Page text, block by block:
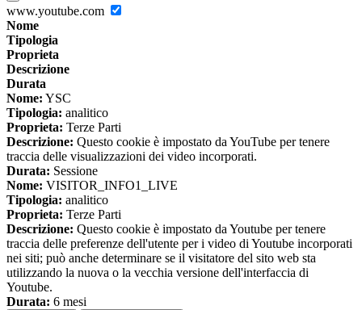
www.youtube.com
Nome
Tipologia
Proprieta
Descrizione
Durata
Nome: YSC
Tipologia: analitico
Proprieta: Terze Parti
Descrizione: Questo cookie è impostato da YouTube per tenere
traccia delle visualizzazioni dei video incorporati.
Durata: Sessione
Nome: VISITOR_INFO1_LIVE
Tipologia: analitico
Proprieta: Terze Parti
Descrizione: Questo cookie è impostato da Youtube per tenere
traccia delle preferenze dell'utente per i video di Youtube incorporati
nei siti; può anche determinare se il visitatore del sito web sta
utilizzando la nuova o la vecchia versione dell'interfaccia di
Youtube.
Durata: 6 mesi